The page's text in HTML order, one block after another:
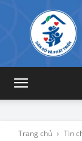
Trang chủ Tin